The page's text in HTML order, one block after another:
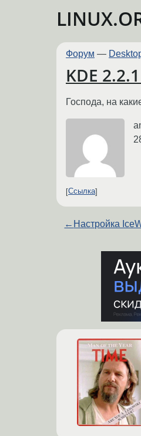
Форум —
KDE
Господа, на
Ссылка
← Настройка